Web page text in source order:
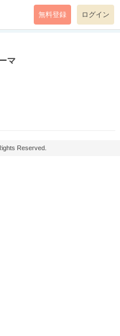
無料登録 ログイン
マ
Reserved.